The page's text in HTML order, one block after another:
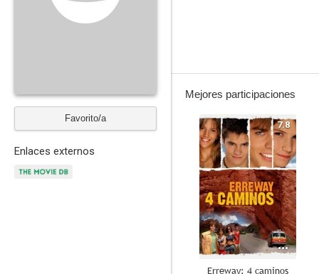
Favorito/a
Enlaces externos
Mejores participaciones
7.8
Erreway: 4 caminos